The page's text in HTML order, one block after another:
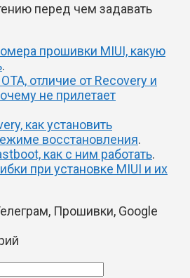
перед чем задавать
прошивки MIUI, какую
.
отличие от Recovery и
не прилетает
как установить
восстановления.
как с ним работать.
при установке MIUI и их
, Прошивки, Google